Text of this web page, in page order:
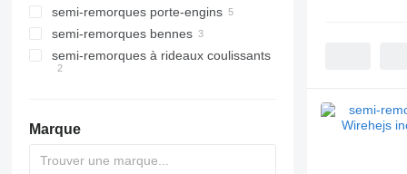
semi-remorques porte-engins
semi-remorques bennes
semi-remorques à rideaux coulissants
Marque